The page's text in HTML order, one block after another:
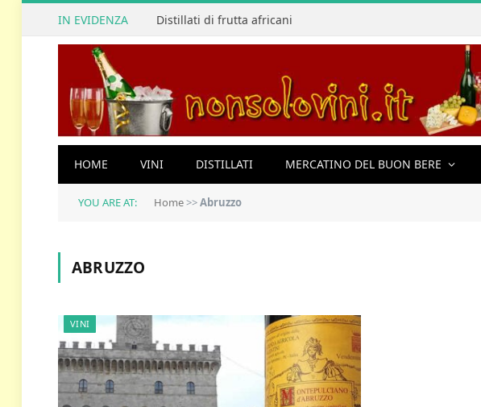
IN EVIDENZA Distillati di frutta africani
HOME VINI DISTILLATI MERCATINO DEL BUON BERE
YOU ARE AT: Home>>Abruzzo
ABRUZZO
VINI